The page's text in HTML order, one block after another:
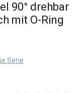
90° drehbar
mit O-Ring
Serie